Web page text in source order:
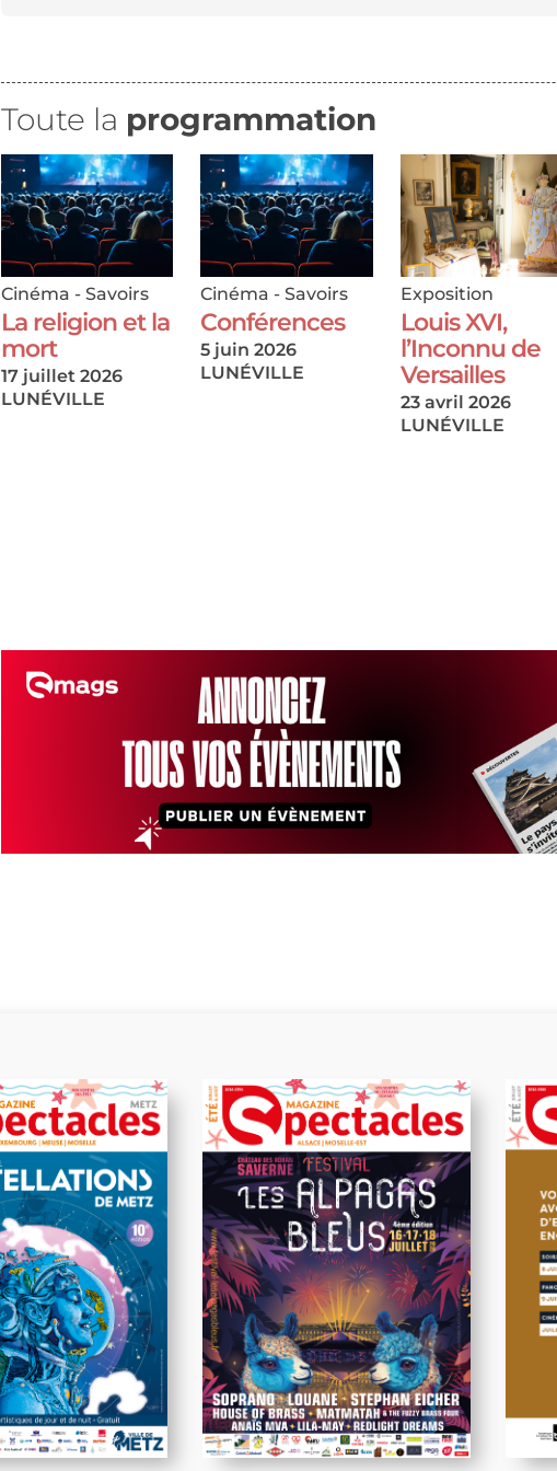
Toute la programmation
Cinéma - Savoirs
La religion et la
mort
17 juillet 2026
LUNÉVILLE
Cinéma -Savoirs
Conférences
5 juin 2026
LUNÉVILLE
Exposition
Louis XVI,
l’Inconnu de
Versailles
23 avril 2026
LUNÉVILLE